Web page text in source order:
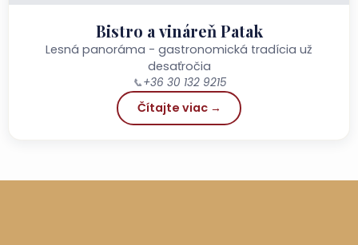
Bistro a vináreň Patak
Lesná panoráma - gastronomická tradícia už
desaťročia
📞+36 30 132 9215
Čítajte viac →